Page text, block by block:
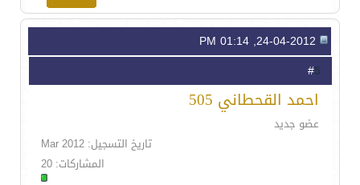
5
احمد القحطاني 505
عضو جديد
تاريخ التسجيل: Mar 2012
المشاركات: 20